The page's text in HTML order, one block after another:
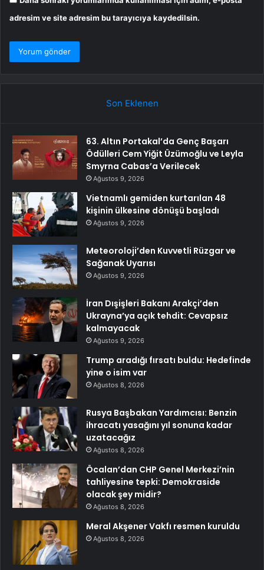
adresim ve site adresim bu tarayıcıya kaydedilsin.
Son Eklenen
63. Altın Portakal’da Genç Başarı
Ödülleri Cem Yiğit Üzümoğlu ve Leyla
Smyrna Cabas’a Verilecek
Ağustos 9, 2026
Vietnamlı gemiden kurtarılan 48
kişinin ülkesine dönüşü başladı
Ağustos 9, 2026
Meteoroloji’den Kuvvetli Rüzgar ve
Sağanak Uyarısı
Ağustos 9, 2026
İran Dışişleri Bakanı Arakçi’den
Ukrayna’ya açık tehdit: Cevapsız
kalmayacak
Ağustos 9, 2026
Trump aradığı fırsatı buldu: Hedefinde
yine o isim var
Ağustos 8, 2026
Rusya Başbakan Yardımcısı: Benzin
ihracatı yasağını yıl sonuna kadar
uzatacağız
Ağustos 8, 2026
Öcalan’dan CHP Genel Merkezi’nin
tahliyesine tepki: Demokraside
olacak şey midir?
Ağustos 8, 2026
Meral Akşener Vakfı resmen kuruldu
Ağustos 8, 2026